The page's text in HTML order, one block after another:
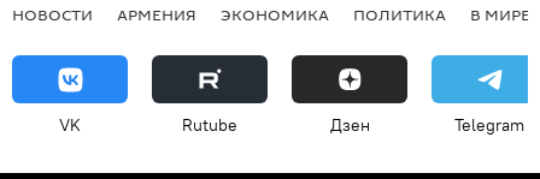
НОВОСТИ АРМЕНИЯ ЭКОНОМИКА ПОЛИТИКА В МИРЕ
VK Rutube Дзен Telegram